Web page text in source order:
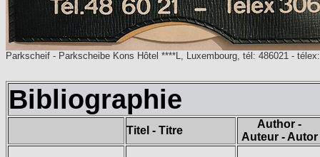
Parkscheif - Parkscheibe Kons Hôtel ****L, Luxembourg, tél: 486021 -
Bibliographie
Titel - Titre
Author -
Auteur - Autor